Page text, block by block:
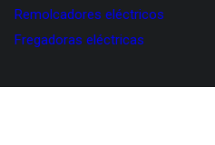
Remolcadores eléctricos
Fregadoras eléctricas